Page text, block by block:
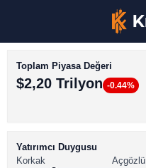
BİTCOİN HABERLERİ
Toplam Piyasa Değeri
$2,20 Trilyon -0.44%
Yatırımcı Duygusu
Korkak
Açgözlü